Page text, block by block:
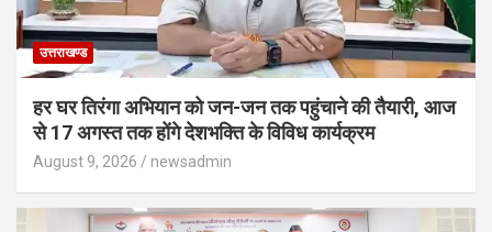
उत्तराखण्ड
हर घर तिरंगा अभियान को जन-जन तक पहुंचाने की तैयारी, आज
से 17 अगस्त तक होंगे देशभक्ति के विविध कार्यक्रम
August 9, 2026 newsadmin